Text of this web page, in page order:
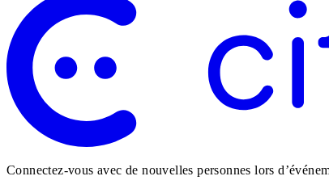
Connectez-vous avec de nouvelles personnes lors